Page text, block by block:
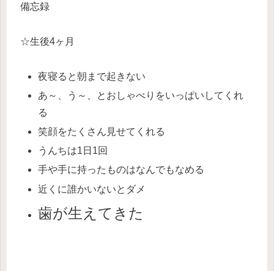
備忘録
☆生後4ヶ月
夜寝ると朝まで起きない
あ～、う～、とおしゃべりをいっぱいしてくれ
る
笑顔をたくさん見せてくれる
うんちは1日1回
手や手に持ったものはなんでもなめる
近くに誰かいないとダメ
歯が生えてきた